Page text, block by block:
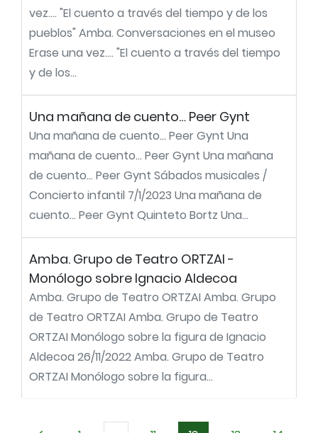
vez…. "El cuento a través del tiempo y de los
pueblos" Amba. Conversaciones en el museo
Erase una vez…. "El cuento a través del tiempo
y de los...
Una mañana de cuento… Peer Gynt
Una mañana de cuento… Peer Gynt Una
mañana de cuento… Peer Gynt Una mañana
de cuento… Peer Gynt Sábados musicales /
Concierto infantil 7/1/2023 Una mañana de
cuento… Peer Gynt Quinteto Bortz Una...
Amba. Grupo de Teatro ORTZAI -
Monólogo sobre Ignacio Aldecoa
Amba. Grupo de Teatro ORTZAI Amba. Grupo
de Teatro ORTZAI Amba. Grupo de Teatro
ORTZAI Monólogo sobre la figura de Ignacio
Aldecoa 26/11/2022 Amba. Grupo de Teatro
ORTZAI Monólogo sobre la figura...